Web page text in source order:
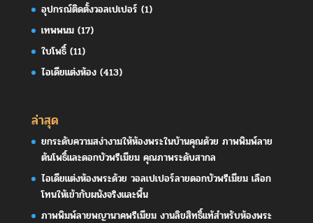
อุปกรณ์ติดตั้งวอลเปเปอร์ (1)
เทพพนม(17)
ใบโพธิ์(11)
ไอเดียแต่งห้อง(413)
ล่าสุด
ยกระดับความสง่างามให้ห้องพระในบ้านคุณด้วย ภาพพิมพ์ลาย
ต้นโพธิ์และดอกบัวพรีเมียม คุณภาพระดับสากล
ไอเดียแต่งห้องพระด้วย วอลเปเปอร์ลายดอกบัวพรีเมียม เลือก
โทนให้เข้ากับผนังจริงและพื้น
ภาพพิมพ์ลายพญานาคพรีเมียม งานลิขสิทธิ์แท้สำหรับห้องพระ